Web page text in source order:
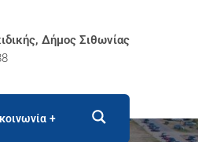
Δήμος Σιθωνίας